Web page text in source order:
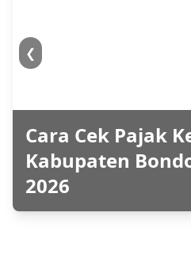
Cara Cek Pajak
Kabupaten
2026
❮